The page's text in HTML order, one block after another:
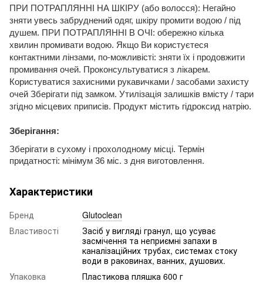
ПРИ ПОТРАПЛЯННІ НА ШКІРУ (або волосся): Негайно
зняти увесь забруднений одяг, шкіру промити водою / під
душем. ПРИ ПОТРАПЛЯННІ В ОЧІ: обережно кілька
хвилин промивати водою. Якщо Ви користуєтеся
контактними лінзами, по-можливісті: зняти їх і продовжити
промивання очей. Проконсультуватися з лікарем.
Користуватися захисними рукавичками / засобами захисту
очей Зберігати під замком. Утилізація залишків вмісту / тари
згідно місцевих приписів. Продукт містить гідроксид натрію.
Зберігання:
Зберігати в сухому і прохолодному місці. Термін
придатності: мінімум 36 міс. з дня виготовлення.
Характеристики
Бренд
Glutoclean
Властивості
Засіб у вигляді гранул, що усуває
засмічення та неприємні запахи в
каналізаційних трубах, системах стоку
води в раковинах, ванних, душових.
Упаковка
Пластикова пляшка 600 г